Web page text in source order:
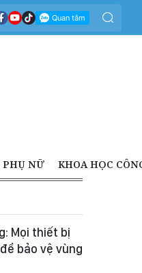
PHỤ NỮ KHOA HỌC
Mọi thiết bị
bảo vệ vùng